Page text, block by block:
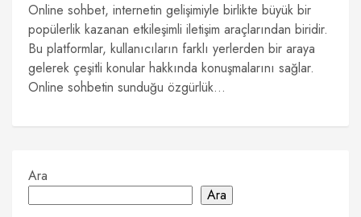
Online sohbet, internetin gelişimiyle birlikte büyük bir
popülerlik kazanan etkileşimli iletişim araçlarından biridir.
Bu platformlar, kullanıcıların farklı yerlerden bir araya
gelerek çeşitli konular hakkında konuşmalarını sağlar.
Online sohbetin sunduğu özgürlük...
Ara
Ara